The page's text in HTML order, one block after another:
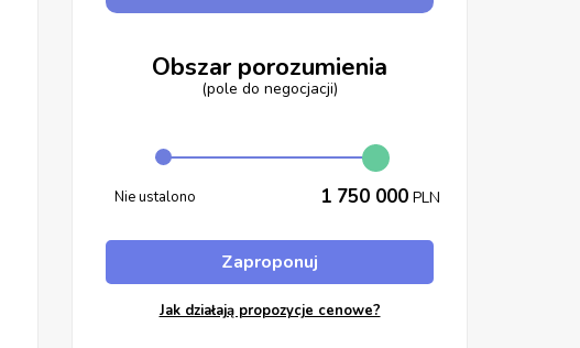
Obszar porozumienia
(pole do negocjacji)
Nie ustalono 1 750 000 PLN
Zaproponuj
Jak działają propozycje cenowe?